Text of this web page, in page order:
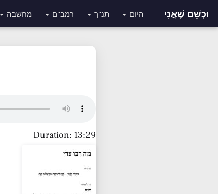
וּכְשֵׁם שֶׁאֲנִי היום תנ"ך רמב"ם מחשבה
Duration: 13:29